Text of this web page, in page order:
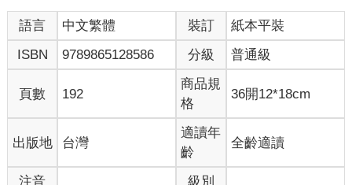
語言 中文繁體 裝訂
紙本平裝
ISBN
9789865128586 分級 普通級
頁數 192
商品規
格
36開12*18cm
出版地 台灣
適讀年
齡
全齡適讀
注音 級別